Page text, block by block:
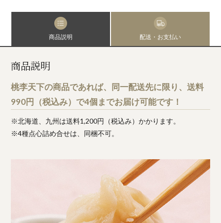
商品説明 配送・お支払い
商品説明
桃李天下の商品であれば、同一配送先に限り、送料
990円（税込み）で4個までお届け可能です！
※北海道、九州は送料1,200円（税込み）かかります。
※4種点心詰め合せは、同梱不可。